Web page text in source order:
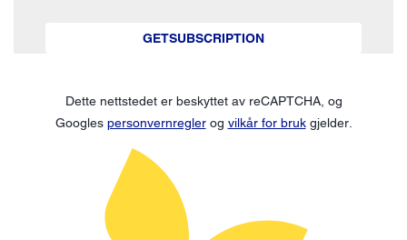
GETSUBSCRIPTION
Dette nettstedet er beskyttet av reCAPTCHA, og
Googles personvernreglerog vilkår for brukgjelder.